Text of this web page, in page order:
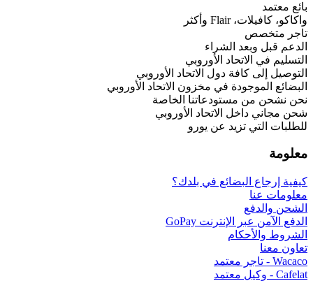
بائع معتمد
واكاكو، كافيلات، Flair وأكثر
تاجر متخصص
الدعم قبل وبعد الشراء
التسليم في الاتحاد الأوروبي
التوصيل إلى كافة دول الاتحاد الأوروبي
البضائع الموجودة في مخزون الاتحاد الأوروبي
نحن نشحن من مستودعاتنا الخاصة
شحن مجاني داخل الاتحاد الأوروبي
للطلبات التي تزيد عن يورو
معلومة
كيفية إرجاع البضائع في بلدك؟
معلومات عنا
الشحن والدفع
الدفع الآمن عبر الإنترنت GoPay
الشروط والأحكام
تعاون معنا
Wacaco - تاجر معتمد
Cafelat - وكيل معتمد